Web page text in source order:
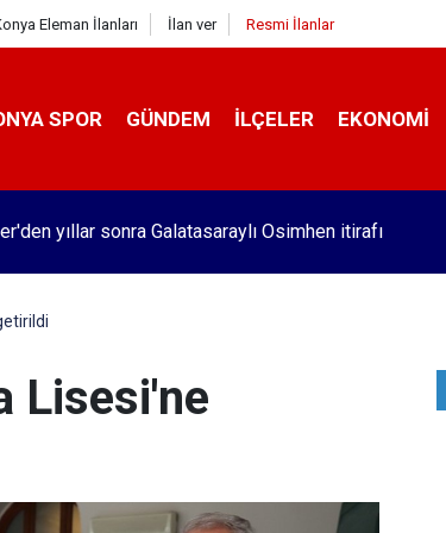
Eleman İlanları İlan ver Resmi İlanlar
SPOR GÜNDEM İLÇELER EKONOMI
yıllar sonra Galatasaraylı Osimhen itirafı
Lisesi'ne